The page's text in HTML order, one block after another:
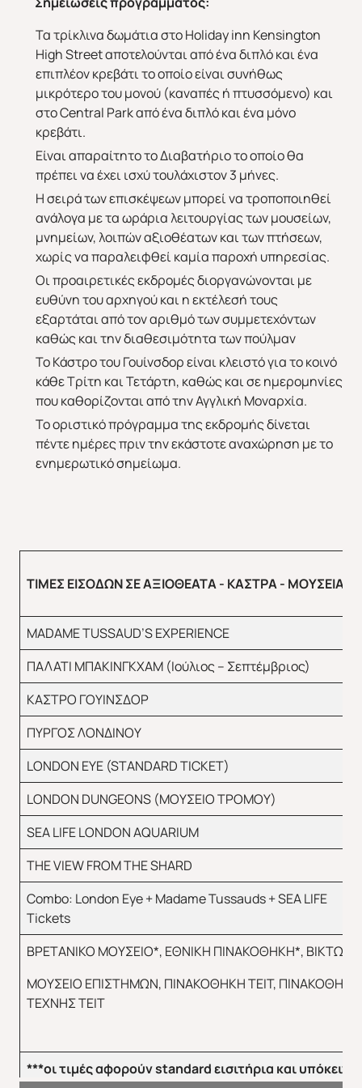
Τα τρίκλινα δωμάτια στο Holiday inn Kensington
High Street αποτελούνται από ένα διπλό και ένα
επιπλέον κρεβάτι το οποίο είναι συνήθως
μικρότερο του μονού (καναπές ή πτυσσόμενο) και
στο Central Park από ένα διπλό και ένα μόνο
κρεβάτι.
Είναι απαραίτητο το Διαβατήριο το οποίο θα
πρέπει να έχει ισχύ τουλάχιστον 3 μήνες.
Η σειρά των επισκέψεων μπορεί να τρoποποιηθεί
ανάλογα με τα ωράρια λειτουργίας των μουσείων,
μνημείων, λοιπών αξιοθέατων και των πτήσεων,
χωρίς να παραλειφθεί καμία παροχή υπηρεσίας.
Οι προαιρετικές εκδρομές διοργανώνονται με
ευθύνη του αρχηγού και η εκτέλεσή τους
εξαρτάται από τον αριθμό των συμμετεχόντων
καθώς και την διαθεσιμότητα των πούλμαν
Το Κάστρο του Γουίνσδορ είναι κλειστό για το κοινό
κάθε Τρίτη και Τετάρτη, καθώς και σε ημερομηνίες
που καθορίζονται από την Αγγλική Μοναρχία.
Το οριστικό πρόγραμμα της εκδρομής δίνεται
πέντε ημέρες πριν την εκάστοτε αναχώρηση με το
ενημερωτικό σημείωμα.
ΤΙΜΕΣ ΕΙΣΟΔΩΝ ΣΕ ΑΞΙΟΘΕΑΤΑ - ΚΑΣΤΡΑ - ΜΟΥΣΕΙΑ
MADAME TUSSAUD’S EXPERIENCE
ΠΑΛΑΤΙ ΜΠΑΚΙΝΓΚΧΑΜ (Ιούλιος – Σεπτέμβριος)
ΚΑΣΤΡΟ ΓΟΥΙΝΣΔΟΡ
ΠΥΡΓΟΣ ΛΟΝΔΙΝΟΥ
LONDON EYE (STANDARD TICKET)
LONDON DUNGEONS (ΜΟΥΣΕΙΟ ΤΡΟΜΟΥ)
SEA LIFE LONDON AQUARIUM
THE VIEW FROM THE SHARD
Combo: London Eye + Madame Tussauds + SEA LIFE
Tickets
ΒΡΕΤΑΝΙΚΟ ΜΟΥΣΕΙΟ*, ΕΘΝΙΚΗ ΠΙΝΑΚΟΘΗΚΗ*,
ΜΟΥΣΕΙΟ ΕΠΙΣΤΗΜΩΝ, ΠΙΝΑΚΟΘΗΚΗ ΤΕΙΤ,
ΤΕΧΝΗΣ ΤΕΙΤ
***οι τιμές αφορούνstandardεισιτήρια και